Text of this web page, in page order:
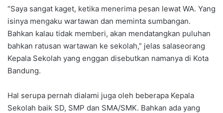
“Saya sangat kaget, ketika menerima pesan lewat WA. Yang
isinya mengaku wartawan dan meminta sumbangan.
Bahkan kalau tidak memberi, akan mendatangkan puluhan
bahkan ratusan wartawan ke sekolah,” jelas salaseorang
Kepala Sekolah yang enggan disebutkan namanya di Kota
Bandung.
Hal serupa pernah dialami juga oleh beberapa Kepala
Sekolah baik SD, SMP dan SMA/SMK. Bahkan ada yang